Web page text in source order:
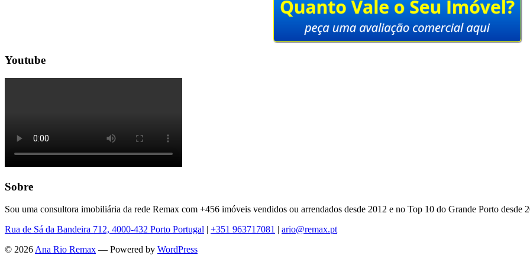
Youtube
Sobre
Sou uma consultora imobiliária da rede Remax com +456 imóveis vendidos ou arrendados desde 2012 e no Top 10 do Grande Porto desde
Rua de Sá da Bandeira 712, 4000-432 Porto Portugal | +351 963717081 | ario@remax.pt
© 2026Ana Rio Remax — Powered by WordPress